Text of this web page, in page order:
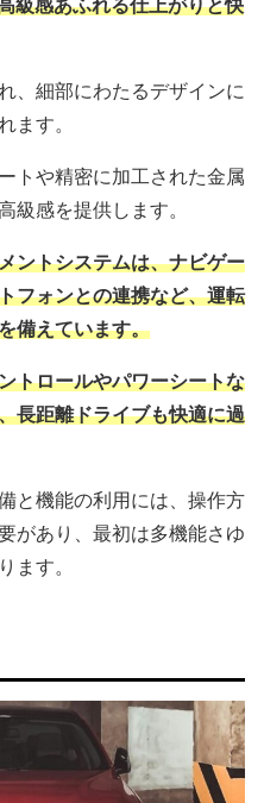
級感あふれる仕上がりと快
、細部にわたるデザインに
ます。
トや精密に加工された金属
級感を提供します。
ントシステムは、ナビゲー
フォンとの連携など、運転
備えています。
トロールやパワーシートな
長距離ドライブも快適に過
と機能の利用には、操作方
があり、最初は多機能さゆ
ます。